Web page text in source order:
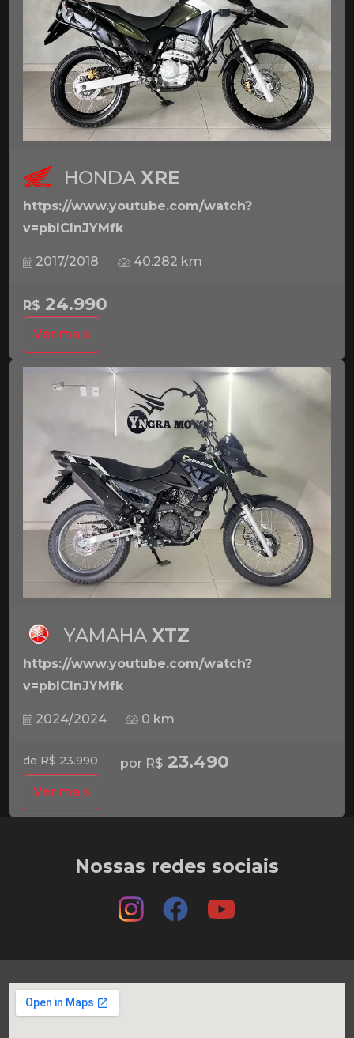
HONDA XRE
https://www.youtube.com/watch?
v=pbICInJYMfk
2017/2018 40.282 km
R$ 24.990
Ver mais
YAMAHA XTZ
https://www.youtube.com/watch?
v=pbICInJYMfk
2024/2024 0 km
de R$ 23.990 por R$ 23.490
Ver mais
Nossas redes sociais